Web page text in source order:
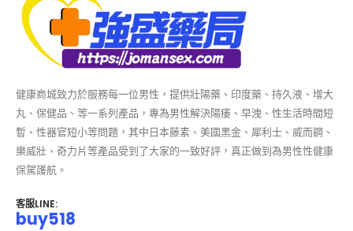
健康商城致力於服務每一位男性，提供壯陽藥、印度藥、持久液、增大
丸、保健品、等一系列產品，專為男性解決陽痿、早洩、性生活時間短
暫、性器官短小等問題，其中日本藤素、美國黑金、犀利士、威而鋼、
樂威壯、奇力片等產品受到了大家的一致好評，真正做到為男性性健康
保駕護航。
客服LINE:
buy518